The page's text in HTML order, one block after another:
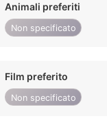
Animali preferiti
Non specificato
Film preferito
Non specificato